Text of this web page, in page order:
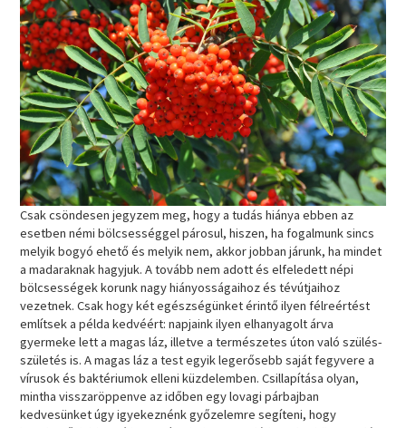
Csak csöndesen jegyzem meg, hogy a tudás hiánya ebben az
esetben némi bölcsességgel párosul, hiszen, ha fogalmunk sincs
melyik bogyó ehető és melyik nem, akkor jobban járunk, ha mindet
a madaraknak hagyjuk. A tovább nem adott és elfeledett népi
bölcsességek korunk nagy hiányosságaihoz és tévútjaihoz
vezetnek. Csak hogy két egészségünket érintő ilyen félreértést
említsek a példa kedvéért: napjaink ilyen elhanyagolt árva
gyermeke lett a magas láz, illetve a természetes úton való szülés-
születés is. A magas láz a test egyik legerősebb saját fegyvere a
vírusok és baktériumok elleni küzdelemben. Csillapítása olyan,
mintha visszaröppenve az időben egy lovagi párbajban
kedvesünket úgy igyekeznénk győzelemre segíteni, hogy